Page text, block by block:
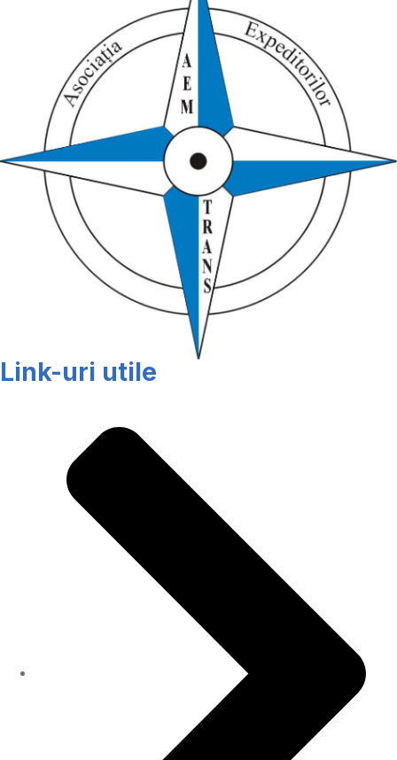
Link-uri utile